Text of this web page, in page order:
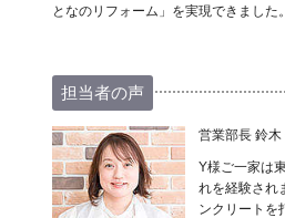
となのリフォーム」を実現できました。
担当者の声
営業部長 鈴木
Y様ご一家は
れを経験され
ンクリートを